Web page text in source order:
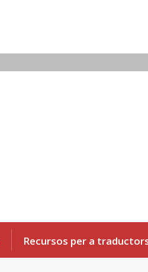
Recursos per a